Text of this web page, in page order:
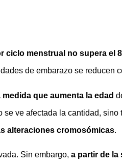
ciclo menstrual no supera el
de embarazo se reducen
que aumenta la edad
se ve afectada la cantidad, sino
alteraciones cromosómicas.
Sin embargo, a partir de la